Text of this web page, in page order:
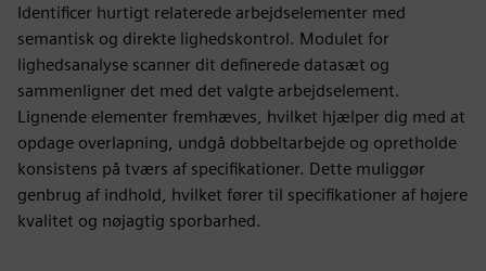
Identificer hurtigt relaterede arbejdselementer med
semantisk og direkte lighedskontrol. Modulet for
lighedsanalyse scanner dit definerede datasæt og
sammenligner det med det valgte arbejdselement.
Lignende elementer fremhæves, hvilket hjælper dig med at
opdage overlapning, undgå dobbeltarbejde og opretholde
konsistens på tværs af specifikationer. Dette muliggør
genbrug af indhold, hvilket fører til specifikationer af højere
kvalitet og nøjagtig sporbarhed.